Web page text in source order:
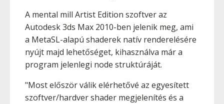
A mental mill Artist Edition szoftver az
Autodesk 3ds Max 2010-ben jelenik meg, ami
a MetaSL-alapú shaderek natív renderelésére
nyújt majd lehetőséget, kihasználva már a
program jelenlegi node struktúráját.
"Most először válik elérhetővé az egyesített
szoftver/hardver shader megjelenítés és a